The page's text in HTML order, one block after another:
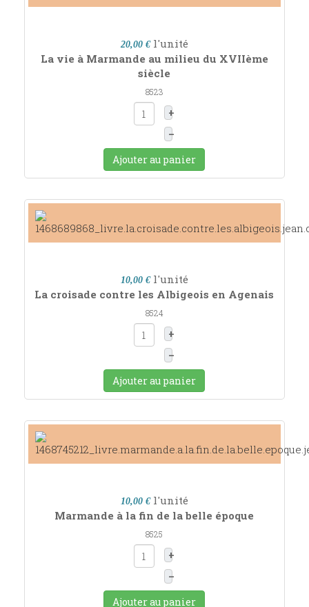
20,00 € l'unité
La vie à Marmande au milieu du XVIIème
siècle
8523
+
–
Ajouter au panier
10,00 € l'unité
La croisade contre les Albigeois en Agenais
8524
+
–
Ajouter au panier
10,00 € l'unité
Marmande à la fin de la belle époque
8525
+
–
Ajouter au panier